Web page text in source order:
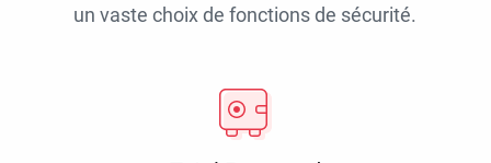
un vaste choix de fonctions de sécurité.